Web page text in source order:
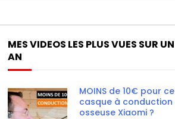
MES VIDEOS LES PLUS VUES SUR UN
AN
MOINS de 10€ pour ce
casque à conduction
osseuse Xiaomi ?